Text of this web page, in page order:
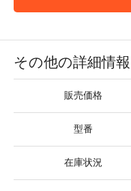
その他の詳細情報
販売価格
型番
在庫状況